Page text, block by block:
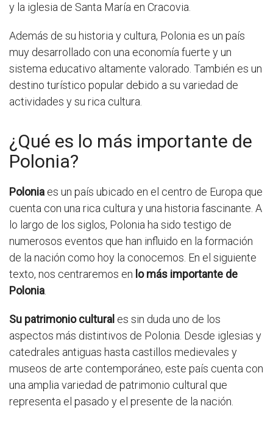
y la iglesia de Santa María en Cracovia.
Además de su historia y cultura, Polonia es un país
muy desarrollado con una economía fuerte y un
sistema educativo altamente valorado. También es un
destino turístico popular debido a su variedad de
actividades y su rica cultura.
¿Qué es lo más importante de
Polonia?
Polonia es un país ubicado en el centro de Europa que
cuenta con una rica cultura y una historia fascinante. A
lo largo de los siglos, Polonia ha sido testigo de
numerosos eventos que han influido en la formación
de la nación como hoy la conocemos. En el siguiente
texto, nos centraremos en lo más importante de
Polonia
Su patrimonio cultural es sin duda uno de los
aspectos más distintivos de Polonia. Desde iglesias y
catedrales antiguas hasta castillos medievales y
museos de arte contemporáneo, este país cuenta con
una amplia variedad de patrimonio cultural que
representa el pasado y el presente de la nación.